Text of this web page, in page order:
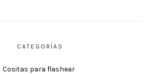
CATEGORÍAS
Cositas para flashear